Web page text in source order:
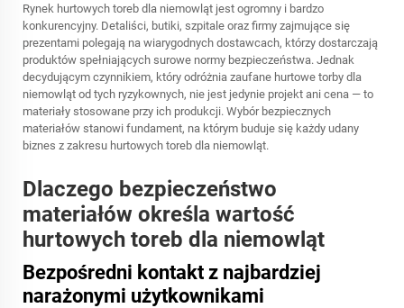
Rynek hurtowych toreb dla niemowląt jest ogromny i bardzo
konkurencyjny. Detaliści, butiki, szpitale oraz firmy zajmujące się
prezentami polegają na wiarygodnych dostawcach, którzy dostarczają
produktów spełniających surowe normy bezpieczeństwa. Jednak
decydującym czynnikiem, który odróżnia zaufane hurtowe torby dla
niemowląt od tych ryzykownych, nie jest jedynie projekt ani cena — to
materiały stosowane przy ich produkcji. Wybór bezpiecznych
materiałów stanowi fundament, na którym buduje się każdy udany
biznes z zakresu hurtowych toreb dla niemowląt.
Dlaczego bezpieczeństwo
materiałów określa wartość
hurtowych toreb dla niemowląt
Bezpośredni kontakt z najbardziej
narażonymi użytkownikami